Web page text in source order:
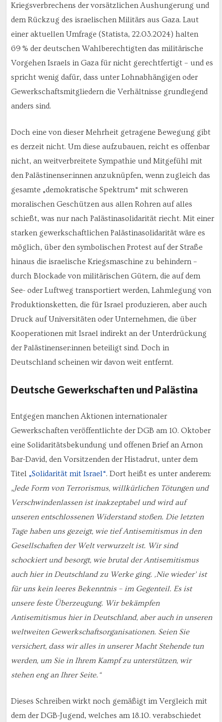
Kriegsverbrechens der vorsätzlichen Aushungerung und
dem Rückzug des israelischen Militärs aus Gaza. Laut
einer aktuellen Umfrage (Statista, 22.03.2024) halten
69 % der deutschen Wahlberechtigten das militärische
Vorgehen Israels in Gaza für nicht gerechtfertigt – und es
spricht wenig dafür, dass unter Lohnabhängigen oder
Gewerkschaftsmitgliedern die Verhältnisse grundlegend
anders sind.
Doch eine von dieser Mehrheit getragene Bewegung gibt
es derzeit nicht. Um diese aufzubauen, reicht es offenbar
nicht, an weitverbreitete Sympathie und Mitgefühl mit
den Palästinenser:innen anzuknüpfen, wenn zugleich das
gesamte „demokratische Spektrum“ mit schweren
moralischen Geschützen aus allen Rohren auf alles
schießt, was nur nach Palästinasolidarität riecht. Mit einer
starken gewerkschaftlichen Palästinasolidarität wäre es
möglich, über den symbolischen Protest auf der Straße
hinaus die israelische Kriegsmaschine zu behindern –
durch Blockade von militärischen Gütern, die auf dem
See- oder Luftweg transportiert werden, Lahmlegung von
Produktionsketten, die für Israel produzieren, aber auch
Druck auf Universitäten oder Unternehmen, die über
Kooperationen mit Israel indirekt an der Unterdrückung
der Palästinenser:innen beteiligt sind. Doch in
Deutschland scheinen wir davon weit entfernt.
Deutsche Gewerkschaften und Palästina
Entgegen manchen Aktionen internationaler
Gewerkschaften veröffentlichte der DGB am 10. Oktober
eine Solidaritätsbekundung und offenen Brief an Arnon
Bar-David, den Vorsitzenden der Histadrut, unter dem
Titel „Solidarität mit Israel“. Dort heißt es unter anderem:
„Jede Form von Terrorismus, willkürlichen Tötungen und
Verschwindenlassen ist inakzeptabel und wird auf
unseren entschlossenen Widerstand stoßen. Die letzten
Tage haben uns gezeigt, wie tief Antisemitismus in den
Gesellschaften der Welt verwurzelt ist. Wir sind
schockiert und besorgt, wie brutal der Antisemitismus
auch hier in Deutschland zu Werke ging. ‚Nie wieder’ ist
für uns kein leeres Bekenntnis – im Gegenteil. Es ist
unsere feste Überzeugung. Wir bekämpfen
Antisemitismus hier in Deutschland, aber auch in unseren
weltweiten Gewerkschaftsorganisationen. Seien Sie
versichert, dass wir alles in unserer Macht Stehende tun
werden, um Sie in Ihrem Kampf zu unterstützen, wir
stehen eng an Ihrer Seite.“
Dieses Schreiben wirkt noch gemäßigt im Vergleich mit
dem der DGB-Jugend, welches am 18.10. verabschiedet